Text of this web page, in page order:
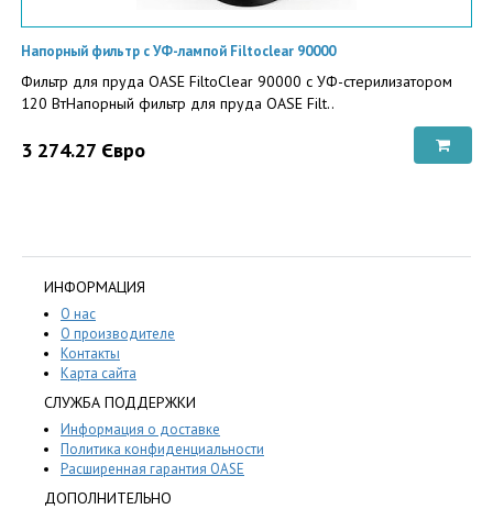
Напорный фильтр с УФ-лампой Filtoclear 90000
Фильтр для пруда OASE FiltoClear 90000 с УФ-стерилизатором
120 ВтНапорный фильтр для пруда OASE Filt..
3 274.27 Євро
ИНФОРМАЦИЯ
О нас
О производителе
Контакты
Карта сайта
СЛУЖБА ПОДДЕРЖКИ
Информация о доставке
Политика конфиденциальности
Расширенная гарантия OASE
ДОПОЛНИТЕЛЬНО